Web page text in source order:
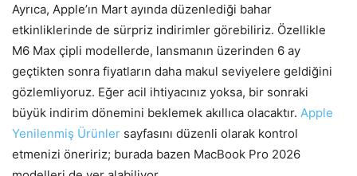
Ayrıca, Apple’ın Mart ayında düzenlediği bahar
etkinliklerinde de sürpriz indirimler görebiliriz. Özellikle
M6 Max çipli modellerde, lansmanın üzerinden 6 ay
geçtikten sonra fiyatların daha makul seviyelere geldiğini
gözlemliyoruz. Eğer acil ihtiyacınız yoksa, bir sonraki
büyük indirim dönemini beklemek akıllıca olacaktır. Apple
Yenilenmiş Ürünler sayfasını düzenli olarak kontrol
etmenizi öneririz; burada bazen MacBook Pro 2026